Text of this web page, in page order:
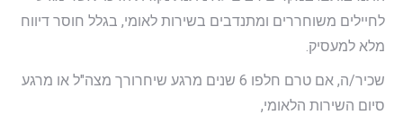
לחיילים משוחררים ומתנדבים בשירות לאומי, בגלל חוסר דיווח
מלא למעסיק.
שכיר/ה, אם טרם חלפו 6 שנים מרגע שיחרורך מצה"ל או מרגע
סיום השירות הלאומי,